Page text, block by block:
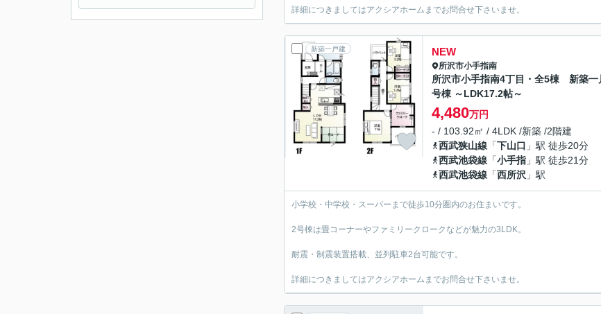
詳細につきましてはアクシアホームまでお問合せ下さいませ。
新築一戸建 NEW
所沢市小手指南
所沢市小手指南4丁目・全5棟 新築
号棟 ～LDK17.2帖～
4,480万円
- / 103.92㎡ / 4LDK /新築 /2階建
西武狭山線 「下山口 」駅 徒歩20分
西武池袋線 「小手指 」駅 徒歩21分
西武池袋線 「西所沢 」駅
小学校・中学校・スーパーまで徒歩10分圏内のお住まいです。
2号棟は畳コーナーやファミリークロークなどが魅力の3LDK。
耐震・制震装置搭載、並列駐車2台可能です。
詳細につきましてはアクシアホームまでお問合せ下さいませ。